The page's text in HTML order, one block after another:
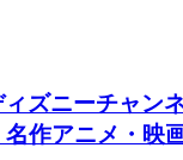
ズニーチャン
名作アニメ・映